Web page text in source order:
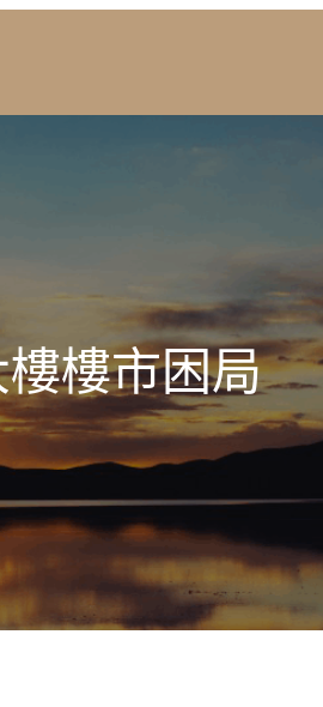
樓樓市困局